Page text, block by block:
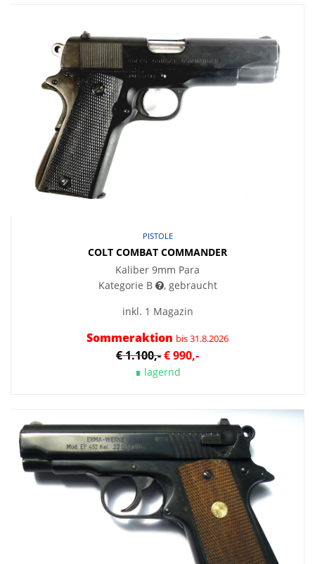
PISTOLE
COLT COMBAT COMMANDER
Kaliber 9mm Para
Kategorie B
, gebraucht
inkl. 1 Magazin
Sommeraktion bis 31.8.2026
€ 1.100,-€ 990,-
∎ lagernd